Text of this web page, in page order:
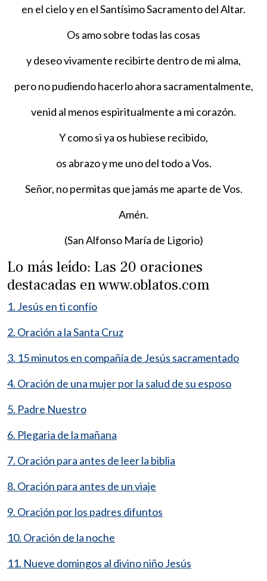
en el cielo y en el Santísimo Sacramento del Altar.
Os amo sobre todas las cosas
y deseo vivamente recibirte dentro de mi alma,
pero no pudiendo hacerlo ahora sacramentalmente,
venid al menos espiritualmente a mi corazón.
Y como si ya os hubiese recibido,
os abrazo y me uno del todo a Vos.
Señor, no permitas que jamás me aparte de Vos.
Amén.
(San Alfonso María de Ligorio)
Lo más leído: Las 20 oraciones
destacadas en www.oblatos.com
1. Jesús en ti confío
2. Oración a la Santa Cruz
3. 15 minutos en compañía de Jesús sacramentado
4. Oración de una mujer por la salud de su esposo
5. Padre Nuestro
6. Plegaria de la mañana
7. Oración para antes de leer la biblia
8. Oración para antes de un viaje
9. Oración por los padres difuntos
10. Oración de la noche
11. Nueve domingos al divino niño Jesús